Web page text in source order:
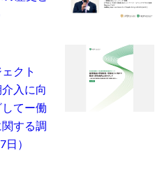
クト
入に向
てー働
する調
）